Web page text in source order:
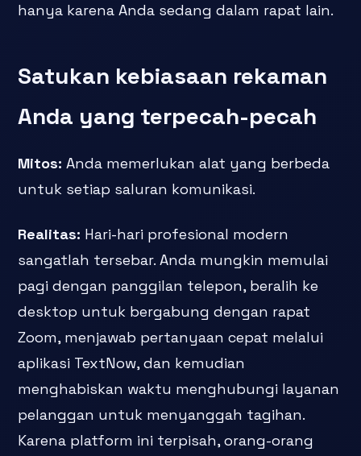
hanya karena Anda sedang dalam rapat lain.
Satukan kebiasaan rekaman
Anda yang terpecah-pecah
Mitos: Anda memerlukan alat yang berbeda
untuk setiap saluran komunikasi.
Realitas: Hari-hari profesional modern
sangatlah tersebar. Anda mungkin memulai
pagi dengan panggilan telepon, beralih ke
desktop untuk bergabung dengan rapat
Zoom, menjawab pertanyaan cepat melalui
aplikasi TextNow, dan kemudian
menghabiskan waktu menghubungi layanan
pelanggan untuk menyanggah tagihan.
Karena platform ini terpisah, orang-orang